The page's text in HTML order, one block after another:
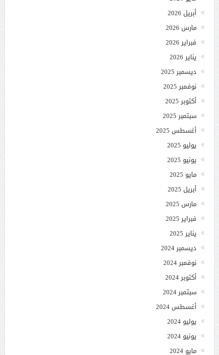
أبريل 2026
مارس 2026
فبراير 2026
يناير 2026
ديسمبر 2025
نوفمبر 2025
أكتوبر 2025
سبتمبر 2025
أغسطس 2025
يوليو 2025
يونيو 2025
مايو 2025
أبريل 2025
مارس 2025
فبراير 2025
يناير 2025
ديسمبر 2024
نوفمبر 2024
أكتوبر 2024
سبتمبر 2024
أغسطس 2024
يوليو 2024
يونيو 2024
مايو 2024